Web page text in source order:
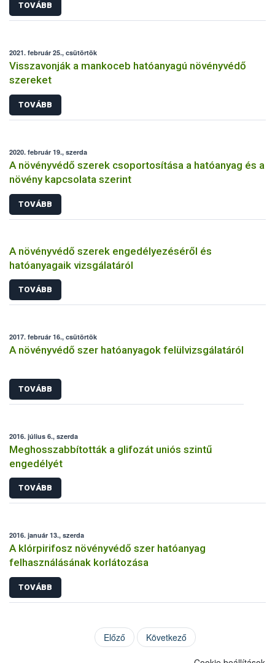
TOVÁBB
2021. február 25., csütörtök
Visszavonják a mankoceb hatóanyagú növényvédő
szereket
TOVÁBB
2020. február 19., szerda
A növényvédő szerek csoportosítása a hatóanyag és a
növény kapcsolata szerint
TOVÁBB
A növényvédő szerek engedélyezéséről és
hatóanyagaik vizsgálatáról
TOVÁBB
2017. február 16., csütörtök
A növényvédő szer hatóanyagok felülvizsgálatáról
TOVÁBB
2016. július 6., szerda
Meghosszabbították a glifozát uniós szintű
engedélyét
TOVÁBB
2016. január 13., szerda
A klórpirifosz növényvédő szer hatóanyag
felhasználásának korlátozása
TOVÁBB
Előző Következő